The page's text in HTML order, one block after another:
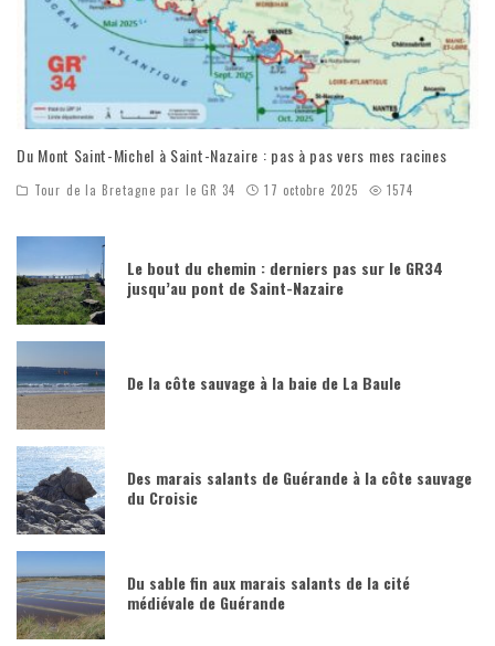
Du Mont Saint-Michel à Saint-Nazaire : pas à pas vers mes racines
Tour de la Bretagne par le GR 34 17 octobre 2025 1574
Le bout du chemin : derniers pas sur le GR34
jusqu’au pont de Saint-Nazaire
De la côte sauvage à la baie de La Baule
Des marais salants de Guérande à la côte sauvage
du Croisic
Du sable fin aux marais salants de la cité
médiévale de Guérande